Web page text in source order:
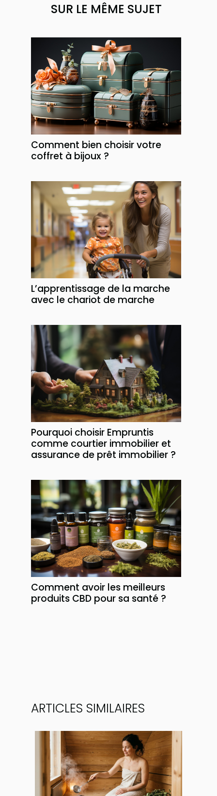
SUR LE MÊME SUJET
Comment bien choisir votre
coffret à bijoux ?
L’apprentissage de la marche
avec le chariot de marche
Pourquoi choisir Empruntis
comme courtier immobilier et
assurance de prêt immobilier ?
Comment avoir les meilleurs
produits CBD pour sa santé ?
ARTICLES SIMILAIRES